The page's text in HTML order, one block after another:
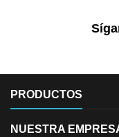
PRODUCTOS
NUESTRA